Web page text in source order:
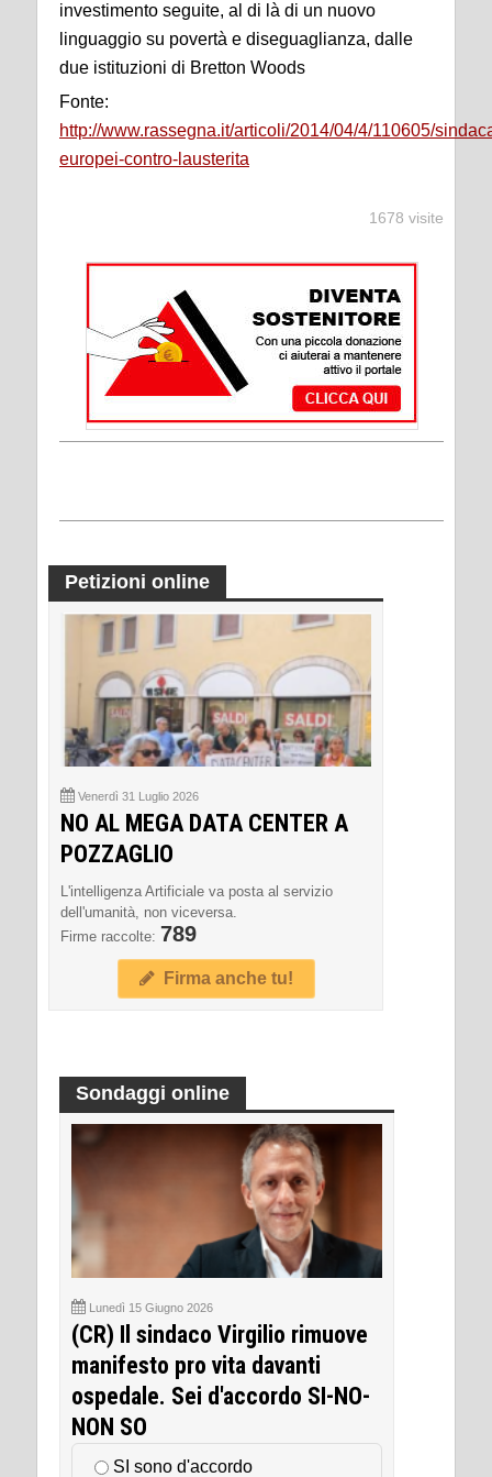
investimento seguite, al di là di un nuovo
linguaggio su povertà e diseguaglianza, dalle
due istituzioni di Bretton Woods
Fonte:
http://www.rassegna.it/articoli/2014/04/4/110605/
europei-contro-lausterita
1678 visite
Petizioni online
Venerdì 31 Luglio 2026
NO AL MEGA DATA CENTER A
POZZAGLIO
L'intelligenza Artificiale va posta al servizio
dell'umanità, non viceversa.
Firme raccolte: 789
Firma anche tu!
Sondaggi online
Lunedì 15 Giugno 2026
(CR) Il sindaco Virgilio rimuove
manifesto pro vita davanti
ospedale. Sei d'accordo SI-NO-
NON SO
SI sono d'accordo